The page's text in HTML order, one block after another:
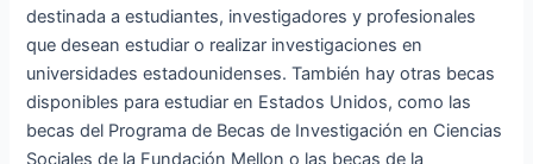
destinada a estudiantes, investigadores y profesionales
que desean estudiar o realizar investigaciones en
universidades estadounidenses. También hay otras becas
disponibles para estudiar en Estados Unidos, como las
becas del Programa de Becas de Investigación en Ciencias
Sociales de la Fundación Mellon o las becas de la